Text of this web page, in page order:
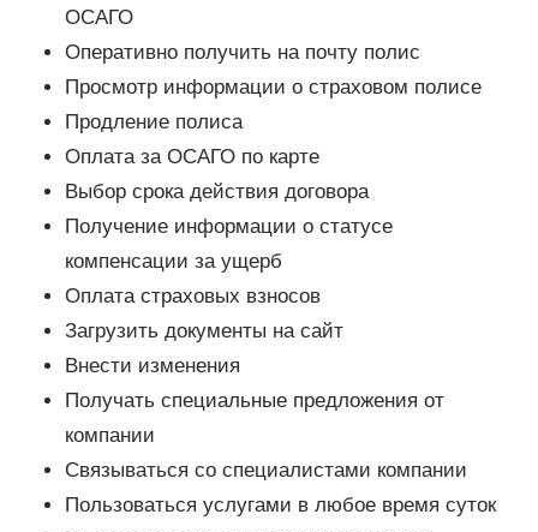
ОСАГО
Оперативно получить на почту полис
Просмотр информации о страховом полисе
Продление полиса
Оплата за ОСАГО по карте
Выбор срока действия договора
Получение информации о статусе
компенсации за ущерб
Оплата страховых взносов
Загрузить документы на сайт
Внести изменения
Получать специальные предложения от
компании
Связываться со специалистами компании
Пользоваться услугами в любое время суток